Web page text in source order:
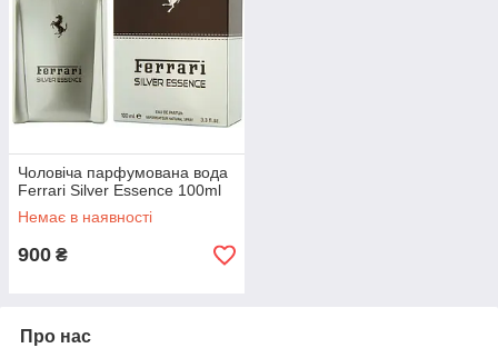
Чоловіча парфумована вода
Ferrari Silver Essence 100ml
Немає в наявності
900 ₴
Про нас